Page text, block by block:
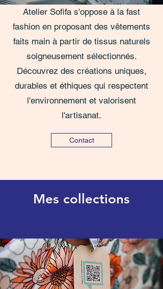
Atelier Sofifa s'oppose à la fast
fashion en proposant des vêtements
faits main à partir de tissus naturels
soigneusement sélectionnés.
Découvrez des créations uniques,
durables et éthiques qui respectent
l'environnement et valorisent
l'artisanat.
Contact
Mes collections